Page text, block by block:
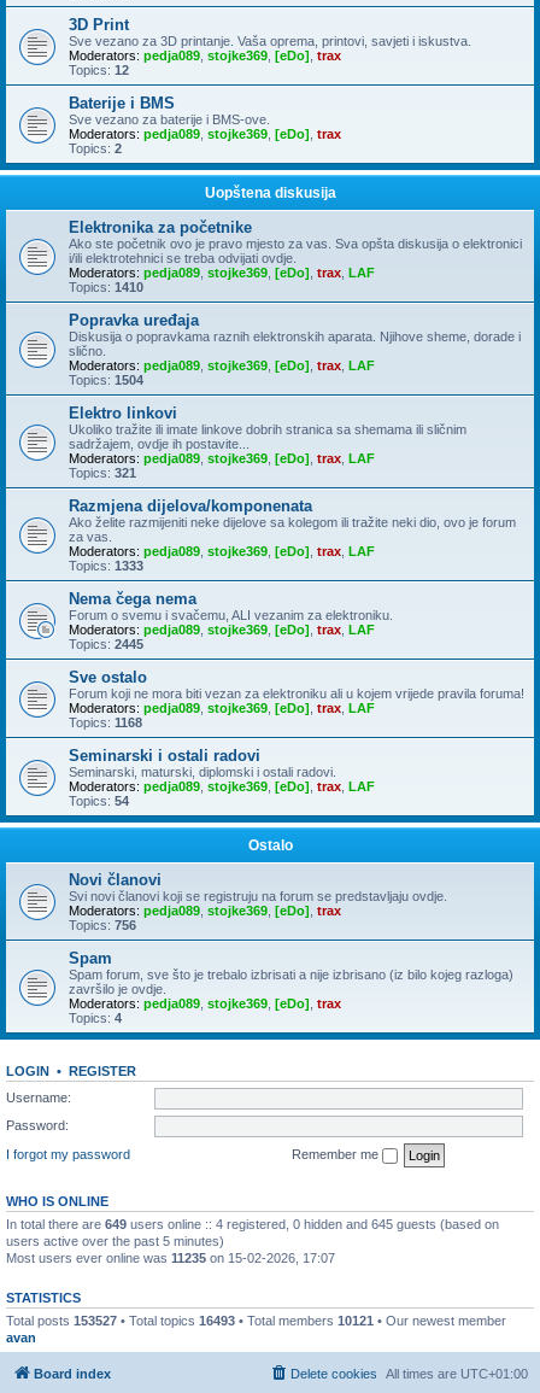
3D Print
Sve vezano za 3D printanje. Vaša oprema, printovi, savjeti i iskustva.
Moderators: pedja089 stojke369 [eDo] trax
Topics: 12
Baterije i BMS
Sve vezano za baterije i BMS-ove.
Moderators: pedja089 stojke369 [eDo] trax
Topics: 2
Uopštena diskusija
Elektronika za početnike
Ako ste početnik ovo je pravo mjesto za vas. Sva opšta diskusija o elektronici
i/ili elektrotehnici se treba odvijati ovdje.
Moderators: pedja089 stojke369 [eDo] trax LAF
Topics: 1410
Popravka uređaja
Diskusija o popravkama raznih elektronskih aparata. Njihove sheme, dorade i
slično.
Moderators: pedja089 stojke369 [eDo] trax LAF
Topics: 1504
Elektro linkovi
Ukoliko tražite ili imate linkove dobrih stranica sa shemama ili sličnim
sadržajem, ovdje ih postavite...
Moderators: pedja089 stojke369 [eDo] trax LAF
Topics: 321
Razmjena dijelova/komponenata
Ako želite razmijeniti neke dijelove sa kolegom ili tražite neki dio, ovo je forum
za vas.
Moderators: pedja089 stojke369 [eDo] trax LAF
Topics: 1333
Nema čega nema
Forum o svemu i svačemu, ALI vezanim za elektroniku.
Moderators: pedja089 stojke369 [eDo] trax LAF
Topics: 2445
Sve ostalo
Forum koji ne mora biti vezan za elektroniku ali u kojem vrijede pravila foruma!
Moderators: pedja089 stojke369 [eDo] trax LAF
Topics: 1168
Seminarski i ostali radovi
Seminarski, maturski, diplomski i ostali radovi.
Moderators: pedja089 stojke369 [eDo] trax LAF
Topics: 54
Ostalo
Novi članovi
Svi novi članovi koji se registruju na forum se predstavljaju ovdje.
Moderators: pedja089 stojke369 [eDo] trax
Topics: 756
Spam
Spam forum, sve što je trebalo izbrisati a nije izbrisano (iz bilo kojeg razloga)
završilo je ovdje.
Moderators: pedja089 stojke369 [eDo] trax
Topics: 4
LOGIN • REGISTER
Username:
Password:
I forgot my password
Remember me
WHO IS ONLINE
In total there are 649 users online :: 4 registered, 0 hidden and 645 guests (based on
users active over the past 5 minutes)
Most users ever online was 11235 on 15-02-2026, 17:07
STATISTICS
Total posts 153527 • Total topics 16493 • Total members 10121 • Our newest member
avan
Board index All times are UTC+01:00
Delete cookies